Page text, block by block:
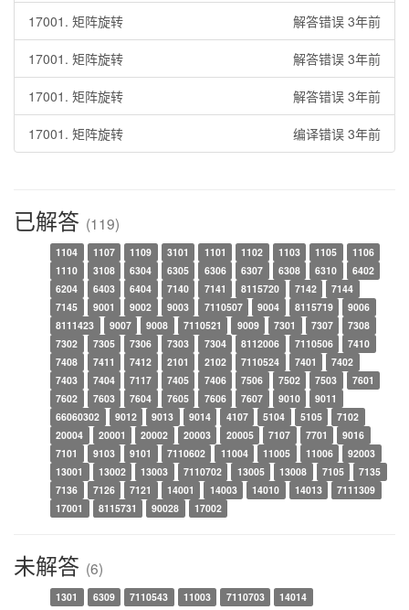
17001. 矩阵旋转 解答错误 3年前
17001. 矩阵旋转 解答错误 3年前
17001. 矩阵旋转 解答错误 3年前
17001. 矩阵旋转 编译错误 3年前
已解答 (119)
1104 1107 1109 3101 1101 1102 1103 1105
1106
1110
3108 6304 6305 6306 6307 6308 6310
6402
6204
6403 6404 7140 7141 8115720 7142
7144
7145
9001 9002 9003 7110507 9004 8115719
9006
8111423
9007 9008 7110521 9009 7301 7307
7308
7302
7305 7306 7303 7304 8112006 7110506
7410
7408
7411 7412 2101 2102 7110524 7401
7402
7403
7404 7117 7405 7406 7506 7502 7503
7601
7602
7603 7604 7605 7606 7607 9010
9011
66060302
9012 9013 9014 4107 5104 5105
7102
20004
20001 20002 20003 20005 7107 7701
9016
7101
9103 9101 7110602 11004 11005 11006
92003
13001
13002 13003 7110702 13005 13008 7105
7135
7136
7126 7121 14001 14003 14010 14013
7111309
17001
8115731 90028 17002
未解答 (6)
1301 6309 7110543 11003 7110703 14014